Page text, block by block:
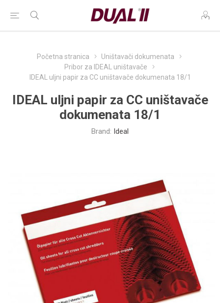
Početna stranica
Uništavači dokumenata
Pribor za IDEAL uništavače
IDEAL uljni papir za CC uništavače dokumenata 18/1
IDEAL uljni papir za CC uništavače
dokumenata 18/1
Brand: Ideal